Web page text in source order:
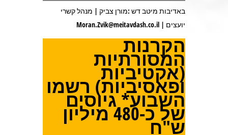
באדיבות מיטב דש :מורן צביק | מנהל קשרי
יועצים | Moran.Zvik@meitavdash.co.il
הקרנות
המסורתיות
(אקטיביות
ופאסיביות) רשמו
השבוע* גיוסים
של כ-480 מיליון
ש"ח